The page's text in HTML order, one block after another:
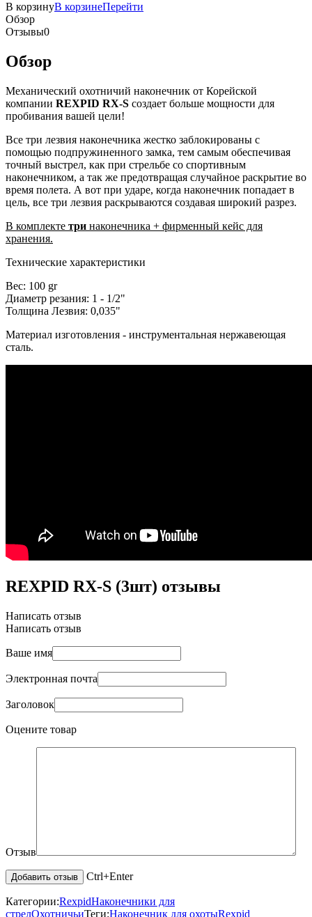
В корзинуВ корзинеПерейти
Обзор
Отзывы0
Обзор
Механический охотничий наконечник от Корейской
компании REXPID RX-S создает больше мощности для
пробивания вашей цели!
Все три лезвия наконечника жестко заблокированы с
помощью подпружиненного замка, тем самым обеспечивая
точный выстрел, как при стрельбе со спортивным
наконечником, а так же предотвращая случайное раскрытие во
время полета. А вот при ударе, когда наконечник попадает в
цель, все три лезвия раскрываются создавая широкий разрез.
В комплекте три наконечника + фирменный кейс для
хранения.
Технические характеристики
Вес: 100 gr
Диаметр резания: 1 - 1/2"
Толщина Лезвия: 0,035"
Материал изготовления - инструментальная нержавеющая
сталь.
REXPID RX-S (3шт) отзывы
Написать отзыв
Написать отзыв
Ваше имя
Электронная почта
Заголовок
Оцените товар
Отзыв
Ctrl+Enter
Категории:RexpidНаконечники для
стрелОхотничьиТеги:Наконечник для охотыRexpid